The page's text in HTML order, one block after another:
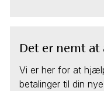
Det er nemt
Vi er her for at
betalinger til din